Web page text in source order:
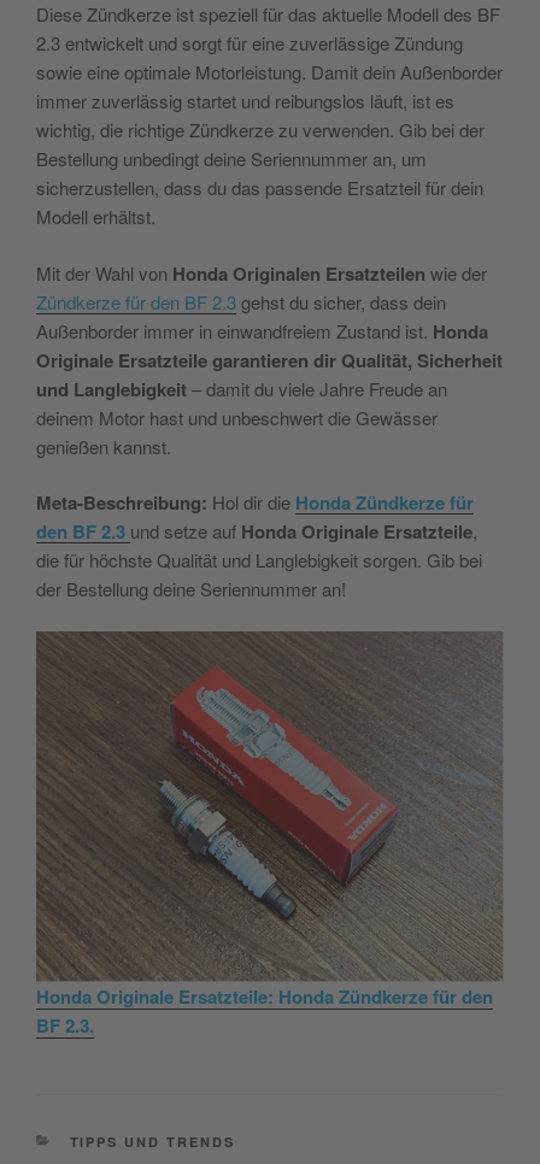
Diese Zündkerze ist speziell für das aktuelle Modell des BF
2.3 entwickelt und sorgt für eine zuverlässige Zündung
sowie eine optimale Motorleistung. Damit dein Außenborder
immer zuverlässig startet und reibungslos läuft, ist es
wichtig, die richtige Zündkerze zu verwenden. Gib bei der
Bestellung unbedingt deine Seriennummer an, um
sicherzustellen, dass du das passende Ersatzteil für dein
Modell erhältst.
Mit der Wahl von Honda Originalen Ersatzteilen wie der
Zündkerze für den BF 2.3gehst du sicher, dass dein
Außenborder immer in einwandfreiem Zustand ist. Honda
Originale Ersatzteile garantieren dir Qualität, Sicherheit
und Langlebigkeit– damit du viele Jahre Freude an
deinem Motor hast und unbeschwert die Gewässer
genießen kannst.
Meta-Beschreibung: Hol dir die Honda Zündkerze für
den BF 2.3 und setze auf Honda Originale Ersatzteile,
die für höchste Qualität und Langlebigkeit sorgen. Gib bei
der Bestellung deine Seriennummer an!
Honda Originale Ersatzteile: Honda Zündkerze für den
BF 2.3.
CATEGORIES
TIPPS UND TRENDS